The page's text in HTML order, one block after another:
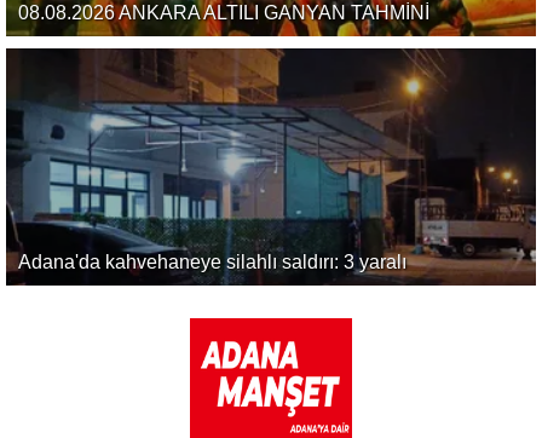
08.08.2026 ANKARA ALTILI GANYAN TAHMİNİ
Adana'da kahvehaneye silahlı saldırı: 3 yaralı